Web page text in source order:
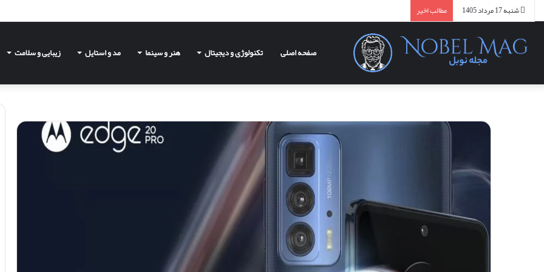
شنبه 17 مرداد 1405 مطالب اخیر
صفحه اصلی تکنولوژی و دیجیتال هنر و سینما مد و استایل زیبایی و سلامت